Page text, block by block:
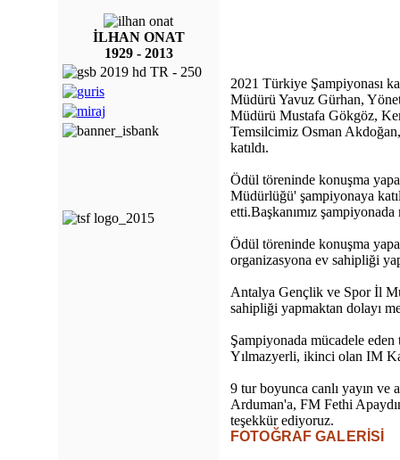
İLHAN ONAT
1929 - 2013
2021 Türkiye Şampiyonası
Müdürü Yavuz Gürhan,
Müdürü Mustafa Gökgöz,
Temsilcimiz Osman
katıldı.
Ödül töreninde konuşma
Müdürlüğü' şampiyonaya
etti.Başkanımız
Ödül töreninde konuşma
organizasyona ev sahipliği
Antalya Gençlik ve Spor İl
sahipliği yapmaktan dolayı
Şampiyonada mücadele
Yılmazyerli, ikinci olan IM
9 tur boyunca canlı yayın ve
Arduman'a, FM Fethi
teşekkür ediyoruz.
FOTOĞRAF GALERİSİ